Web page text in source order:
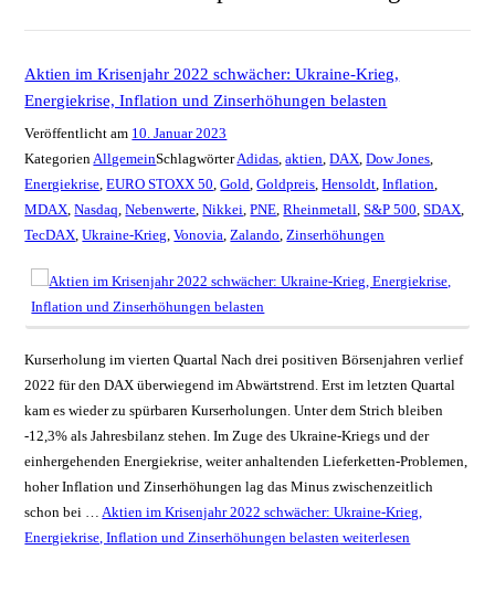
Aktien im Krisenjahr 2022 schwächer: Ukraine-Krieg,
Energiekrise, Inflation und Zinserhöhungen belasten
Veröffentlicht am 10. Januar 2023
Kategorien AllgemeinSchlagwörterAdidas ,aktien ,DAX ,Dow Jones
Energiekrise ,EURO STOXX 50 ,Gold ,Goldpreis ,Hensoldt ,Inflation
MDAX ,Nasdaq ,Nebenwerte ,Nikkei ,PNE ,Rheinmetall ,S&P 500 ,SDAX
TecDAX ,Ukraine-Krieg ,Vonovia Zalando Zinserhöhungen
Kurserholung im vierten Quartal Nach drei positiven Börsenjahren verlief
2022 für den DAX überwiegend im Abwärtstrend. Erst im letzten Quartal
kam es wieder zu spürbaren Kurserholungen. Unter dem Strich bleiben
-12,3% als Jahresbilanz stehen. Im Zuge des Ukraine-Kriegs und der
einhergehenden Energiekrise, weiter anhaltenden Lieferketten-Problemen,
hoher Inflation und Zinserhöhungen lag das Minus zwischenzeitlich
schon bei … Aktien im Krisenjahr 2022 schwächer: Ukraine-Krieg,
Energiekrise, Inflation und Zinserhöhungen belasten weiterlesen